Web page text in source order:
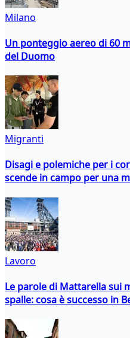
Milano
Un ponteggio aereo di 60
del Duomo
Migranti
Disagi e polemiche per i
scende in campo per una
Lavoro
Le parole di Mattarella sui
spalle: cosa è successo in